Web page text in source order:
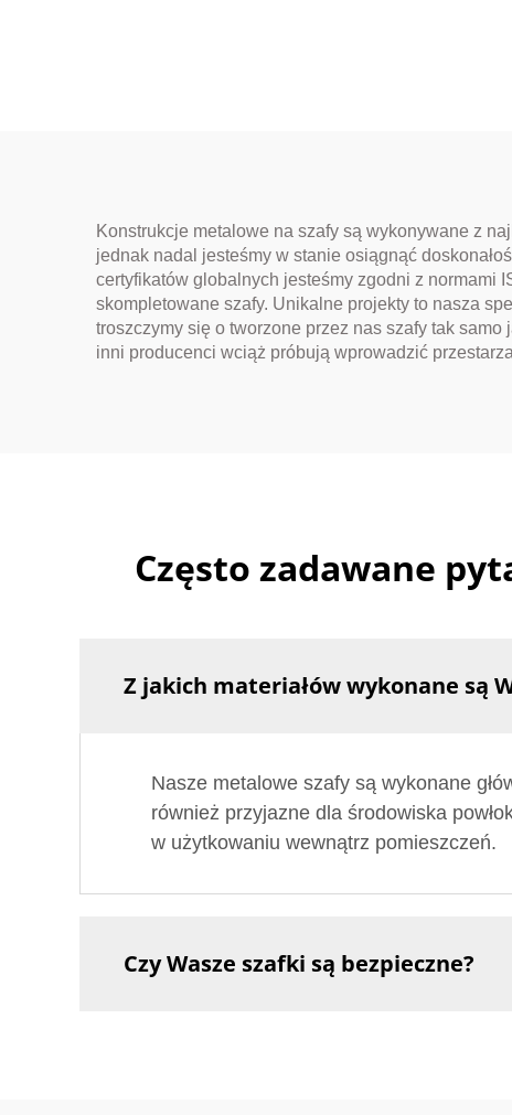
Konstrukcje metalowe na szafy są wykonywane z
jednak nadal jesteśmy w stanie osiągnąć
certyfikatów globalnych jesteśmy zgodni z normami
skompletowane szafy. Unikalne projekty to nasza
troszczymy się o tworzone przez nas szafy tak
inni producenci wciąż próbują wprowadzić
Często zadawane
Z jakich materiałów wykonane są
Nasze metalowe szafy są wykonane
również przyjazne dla środowiska
w użytkowaniu wewnątrz pomieszczeń.
Czy Wasze szafki są bezpieczne?